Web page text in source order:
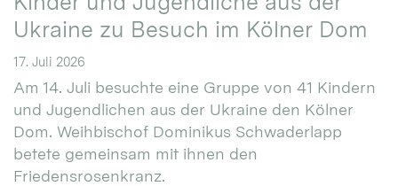
Ukraine zu Besuch im Kölner Dom
17. Juli 2026
Am 14. Juli besuchte eine Gruppe von 41 Kindern
und Jugendlichen aus der Ukraine den Kölner
Dom. Weihbischof Dominikus Schwaderlapp
betete gemeinsam mit ihnen den
Friedensrosenkranz.